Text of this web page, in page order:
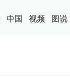
中国 视频 图说